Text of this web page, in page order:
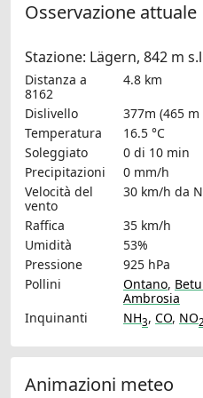
Osservazione attuale
Stazione: Lägern, 842 m
Distanza a
8162
4.8 km
Dislivello
377m (465
Temperatura
16.5 °C
Soleggiato
0 di 10 min
Precipitazioni
0 mm/h
Velocità del
vento
30 km/h da N
Raffica
35 km/h
Umidità
53%
Pressione
925 hPa
Pollini
Ontano,
Ambrosia
Inquinanti
NH3, CO, NO2
Animazioni meteo